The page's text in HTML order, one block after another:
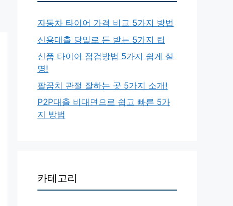
자동차 타이어 가격 비교 5가지 방법
신용대출 당일로 돈 받는 5가지 팁
신품 타이어 점검방법 5가지 쉽게 설
명!
팔꿈치 관절 잘하는 곳 5가지 소개!
P2P대출 비대면으로 쉽고 빠른 5가
지 방법
카테고리